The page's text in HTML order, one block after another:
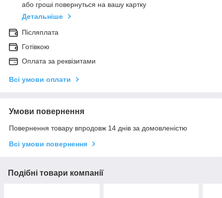
або гроші повернуться на вашу картку
Детальніше
Післяплата
Готівкою
Оплата за реквізитами
Всі умови оплати
Умови повернення
Повернення товару впродовж 14 днів за домовленістю
Всі умови повернення
Подібні товари компанії